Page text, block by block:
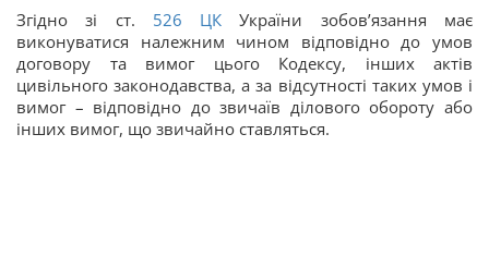
Згідно зі ст. 526 ЦК України зобов’язання має
виконуватися належним чином відповідно до умов
договору та вимог цього Кодексу, інших актів
цивільного законодавства, а за відсутності таких умов і
вимог – відповідно до звичаїв ділового обороту або
інших вимог, що звичайно ставляться.